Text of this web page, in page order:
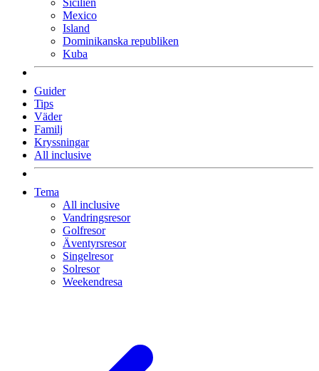
Sicilien
Mexico
Island
Dominikanska republiken
Kuba
Guider
Tips
Väder
Familj
Kryssningar
All inclusive
Tema
All inclusive
Vandringsresor
Golfresor
Äventyrsresor
Singelresor
Solresor
Weekendresa